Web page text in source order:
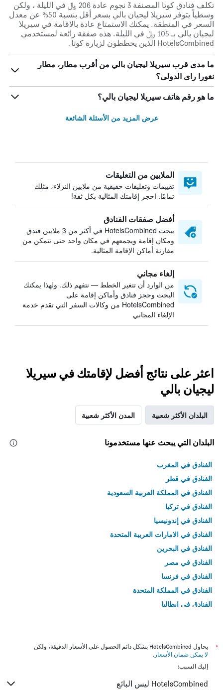
تكلف فنادق كوتا المصنفة 3 نجوم عادة 206 ﷼ في الليلة ، ولكن
وسطياً يتوفر سيريلا ليجيان بالي بسعر أقل بنسبة 50% عن معدل
السعر في المنطقة. يمكنك الاستمتاع عادة بالاقامة في سيريلا
ليجيان بالي بـ 105 ﷼ في الليلة. هذه صفقة رائعة لمستخدمي
HotelsCombined الذين يخططون لزيارة كوتا.
ما مدى قرب سيريلا ليجيان بالي من أقرب مطار، مطار
نغورا راى الدولى؟
ما هو رقم هاتف سيريلا ليجيان بالي؟
عرض المزيد من الأسئلة الشائعة
الملايين من التعليقات
تقييمات وتعليقات حقيقية من ملايين النزلاء، مثلك
تمامًا. احجز إقامتك المثالية بكل ثقة!
أفضل صفقات الفنادق
يبحث HotelsCombined في أكثر من 3 ملايين فندق
ومكان إقامة ويجمعهم في مكان واحد حتى تتمكن من
مقارنة أماكن الإقامة المثالية.
إلغاء مجاني
من الوارد أن تتغير الخطط — نتفهم ذلك. ولهذا يمكنك
البحث وحجز فنادق وأماكن إقامة على
HotelsCombined من وكالات السفر التي تقدم خدمة
الإلغاء المجاني
اعثر على نتائج أفضل لإقامتك في سيريلا
ليجيان بالي
البلدان الأكثر شعبية المدن الأكثر شعبية
البلدان التي يبحث عنها مستخدمونا
الفنادق في المغرب
الفنادق في قطر
الفنادق في المملكة العربية السعودية
الفنادق في تركيا
الفنادق في إندونيسيا
الفنادق في الامارات العربية المتحدة
الفنادق في البحرين
الفنادق في مصر
الفنادق في فرنسا
الفنادق في المملكة المتحدة
الفنادق في إيطاليا
*
يحاول HotelsCombined بشكل دائم الحصول على الأسعار الدقيقة، ولكن
لا يمكن ضمان الأسعار .
إليك السبب:
HotelsCombined ليس البائع